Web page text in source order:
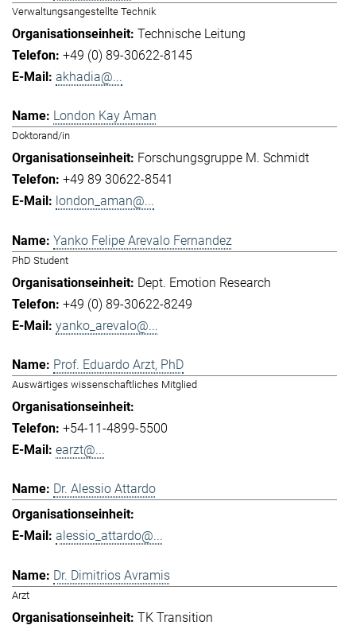
Verwaltungsangestellte Technik
Technische Leitung
+49 (0) 89-30622-8145
akhadia@...
London Kay Aman
Doktorand/in
Forschungsgruppe M. Schmidt
+49 89 30622-8541
london_aman@...
Yanko Felipe Arevalo Fernandez
PhD Student
Dept. Emotion Research
+49 (0) 89-30622-8249
yanko_arevalo@...
Prof. Eduardo Arzt, PhD
Auswärtiges wissenschaftliches Mitglied
+54-11-4899-5500
earzt@...
Dr. Alessio Attardo
alessio_attardo@...
Dr. Dimitrios Avramis
Arzt
TK Transition